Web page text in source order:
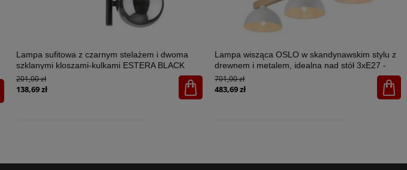
Lampa sufitowa z czarnym stelażem i dwoma
szklanymi kloszami-kulkami ESTERA BLACK
2xG9 - 6706
201,00 zł
138,69 zł
Lampa wisząca OSLO w skandynawskim stylu z
drewnem i metalem, idealna nad stół 3xE27 -
4712
701,00 zł
483,69 zł